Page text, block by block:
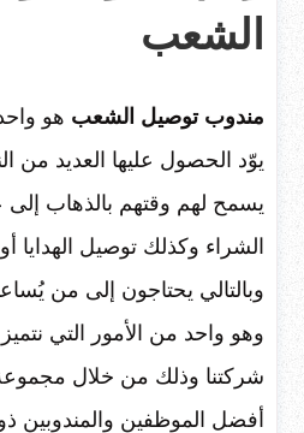
الشعب
مندوب توصيل الشعب هو
يوّد الحصول عليها العديد من
يسمح لهم وقتهم بالذهاب إلى
الشراء وكذلك توصيل الهدايا
وبالتالي يحتاجون إلى من
وهو واحد من الأمور التي
شركتنا وذلك من خلال
أفضل الموظفين والمندوبين